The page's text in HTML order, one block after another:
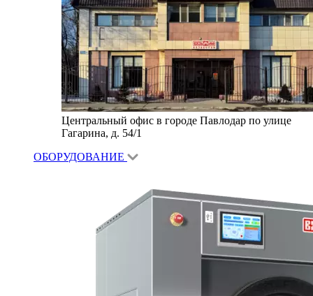
Центральный офис в городе Павлодар по улице
Гагарина, д. 54/1
ОБОРУДОВАНИЕ